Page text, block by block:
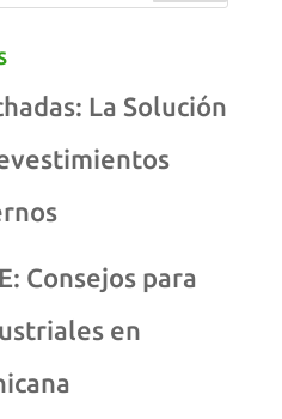
La Solución
Consejos para
en